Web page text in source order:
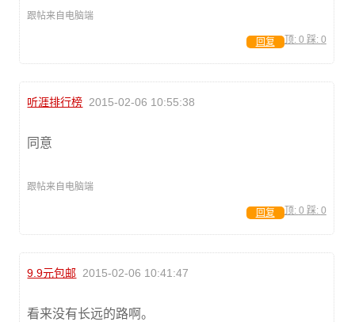
跟帖来自电脑端
顶: 0 踩: 0
回复
听涯排行榜 2015-02-06 10:55:38
同意
跟帖来自电脑端
顶: 0 踩: 0
回复
9.9元包邮 2015-02-06 10:41:47
看来没有长远的路啊。